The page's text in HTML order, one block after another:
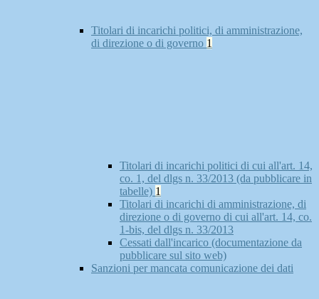
Titolari di incarichi politici, di amministrazione,
di direzione o di governo 1
Titolari di incarichi politici di cui all'art. 14,
co. 1, del dlgs n. 33/2013 (da pubblicare in
tabelle) 1
Titolari di incarichi di amministrazione, di
direzione o di governo di cui all'art. 14, co.
1-bis, del dlgs n. 33/2013
Cessati dall'incarico (documentazione da
pubblicare sul sito web)
Sanzioni per mancata comunicazione dei dati